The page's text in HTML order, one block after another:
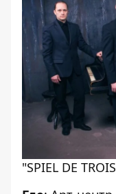
"SPIEL DE